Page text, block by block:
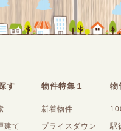
す
建て
物件特集１
新着物件
プライスダウン
物
駅